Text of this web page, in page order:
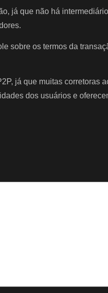
já que não há
sobre os termos da
já que muitas corretoras
dos usuários e